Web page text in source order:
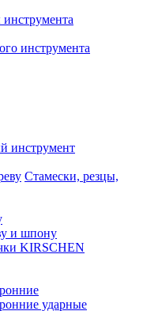
инструмента
инструмент
Стамески, резцы,
и шпону
KIRSCHEN
ударные